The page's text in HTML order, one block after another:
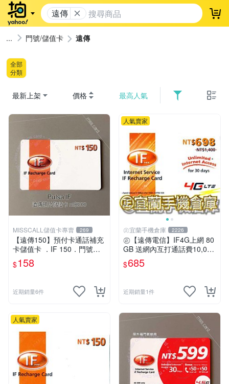
遠傳 登
門號/儲值卡 遠傳
全部
分類
最新上架 價格 最高人氣
MISSCALL儲值卡專賣 269
【遠傳150】預付卡通話補充
卡儲值卡 ．IF 150．門號延
展ifu⚡MissCall儲值卡專賣
$158
近期銷量6件
人氣賣家
㊣宜蘭手機倉庫 2226
㊣【遠傳電信】IF4G上網 80
GB 送網內互打通話費10,000
元㊣宜蘭手機倉庫
$685
近期銷量1件
人氣賣家